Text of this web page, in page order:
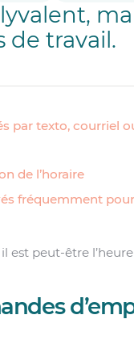
de travail.
par texto, courriel
de l’horaire
fréquemment
est peut-être